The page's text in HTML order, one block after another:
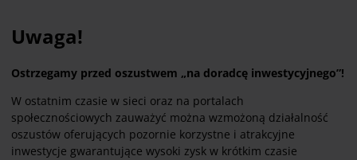
Uwaga!
Ostrzegamy przed oszustwem „na doradcę inwestycyjnego”!
W ostatnim czasie w sieci oraz na portalach
społecznościowych zauważyć można wzmożoną działalność
oszustów oferujących pozornie korzystne i atrakcyjne
inwestycje gwarantujące wysoki zysk w krótkim czasie